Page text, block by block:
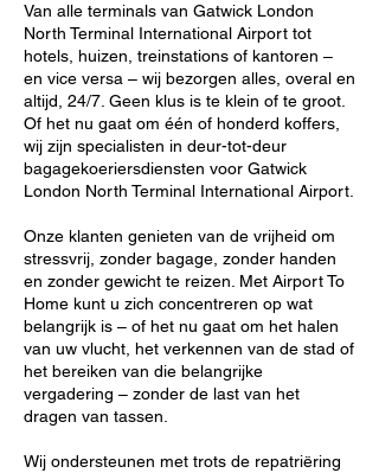
Van alle terminals van Gatwick London
North Terminal International Airport tot
hotels, huizen, treinstations of kantoren –
en vice versa – wij bezorgen alles, overal en
altijd, 24/7. Geen klus is te klein of te groot.
Of het nu gaat om één of honderd koffers,
wij zijn specialisten in deur-tot-deur
bagagekoeriersdiensten voor Gatwick
London North Terminal International Airport.
Onze klanten genieten van de vrijheid om
stressvrij, zonder bagage, zonder handen
en zonder gewicht te reizen. Met Airport To
Home kunt u zich concentreren op wat
belangrijk is – of het nu gaat om het halen
van uw vlucht, het verkennen van de stad of
het bereiken van die belangrijke
vergadering – zonder de last van het
dragen van tassen.
Wij ondersteunen met trots de repatriëring